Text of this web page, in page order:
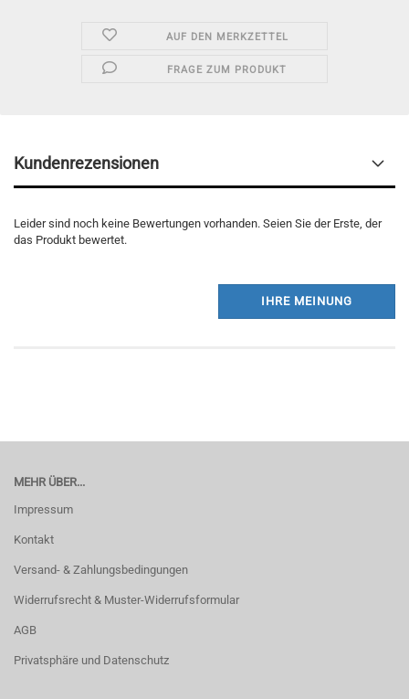
AUF DEN MERKZETTEL
FRAGE ZUM PRODUKT
Kundenrezensionen
Leider sind noch keine Bewertungen vorhanden. Seien Sie der Erste, der
das Produkt bewertet.
IHRE MEINUNG
MEHR ÜBER...
Impressum
Kontakt
Versand- & Zahlungsbedingungen
Widerrufsrecht & Muster-Widerrufsformular
AGB
Privatsphäre und Datenschutz